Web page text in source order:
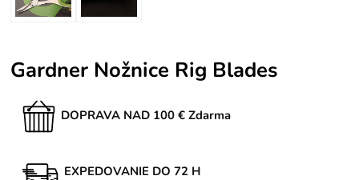
Gardner Nožnice Rig Blades
DOPRAVA NAD 100 € Zdarma
EXPEDOVANIE DO 72 H